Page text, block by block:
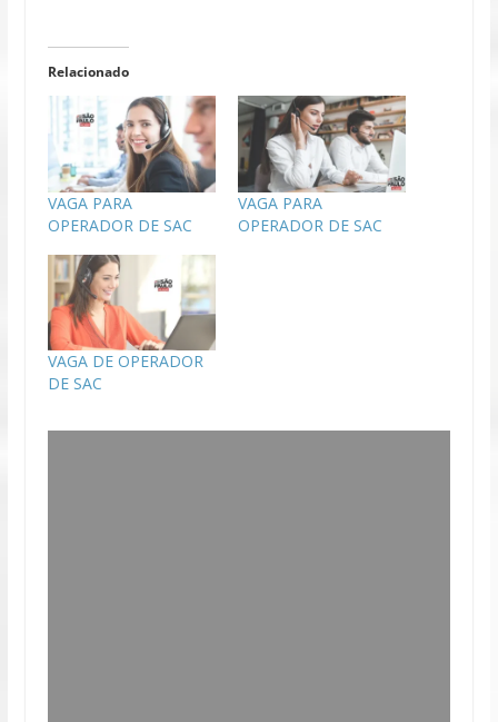
Relacionado
VAGA PARA
OPERADOR DE SAC
VAGA PARA
OPERADOR DE SAC
VAGA DE OPERADOR
DE SAC